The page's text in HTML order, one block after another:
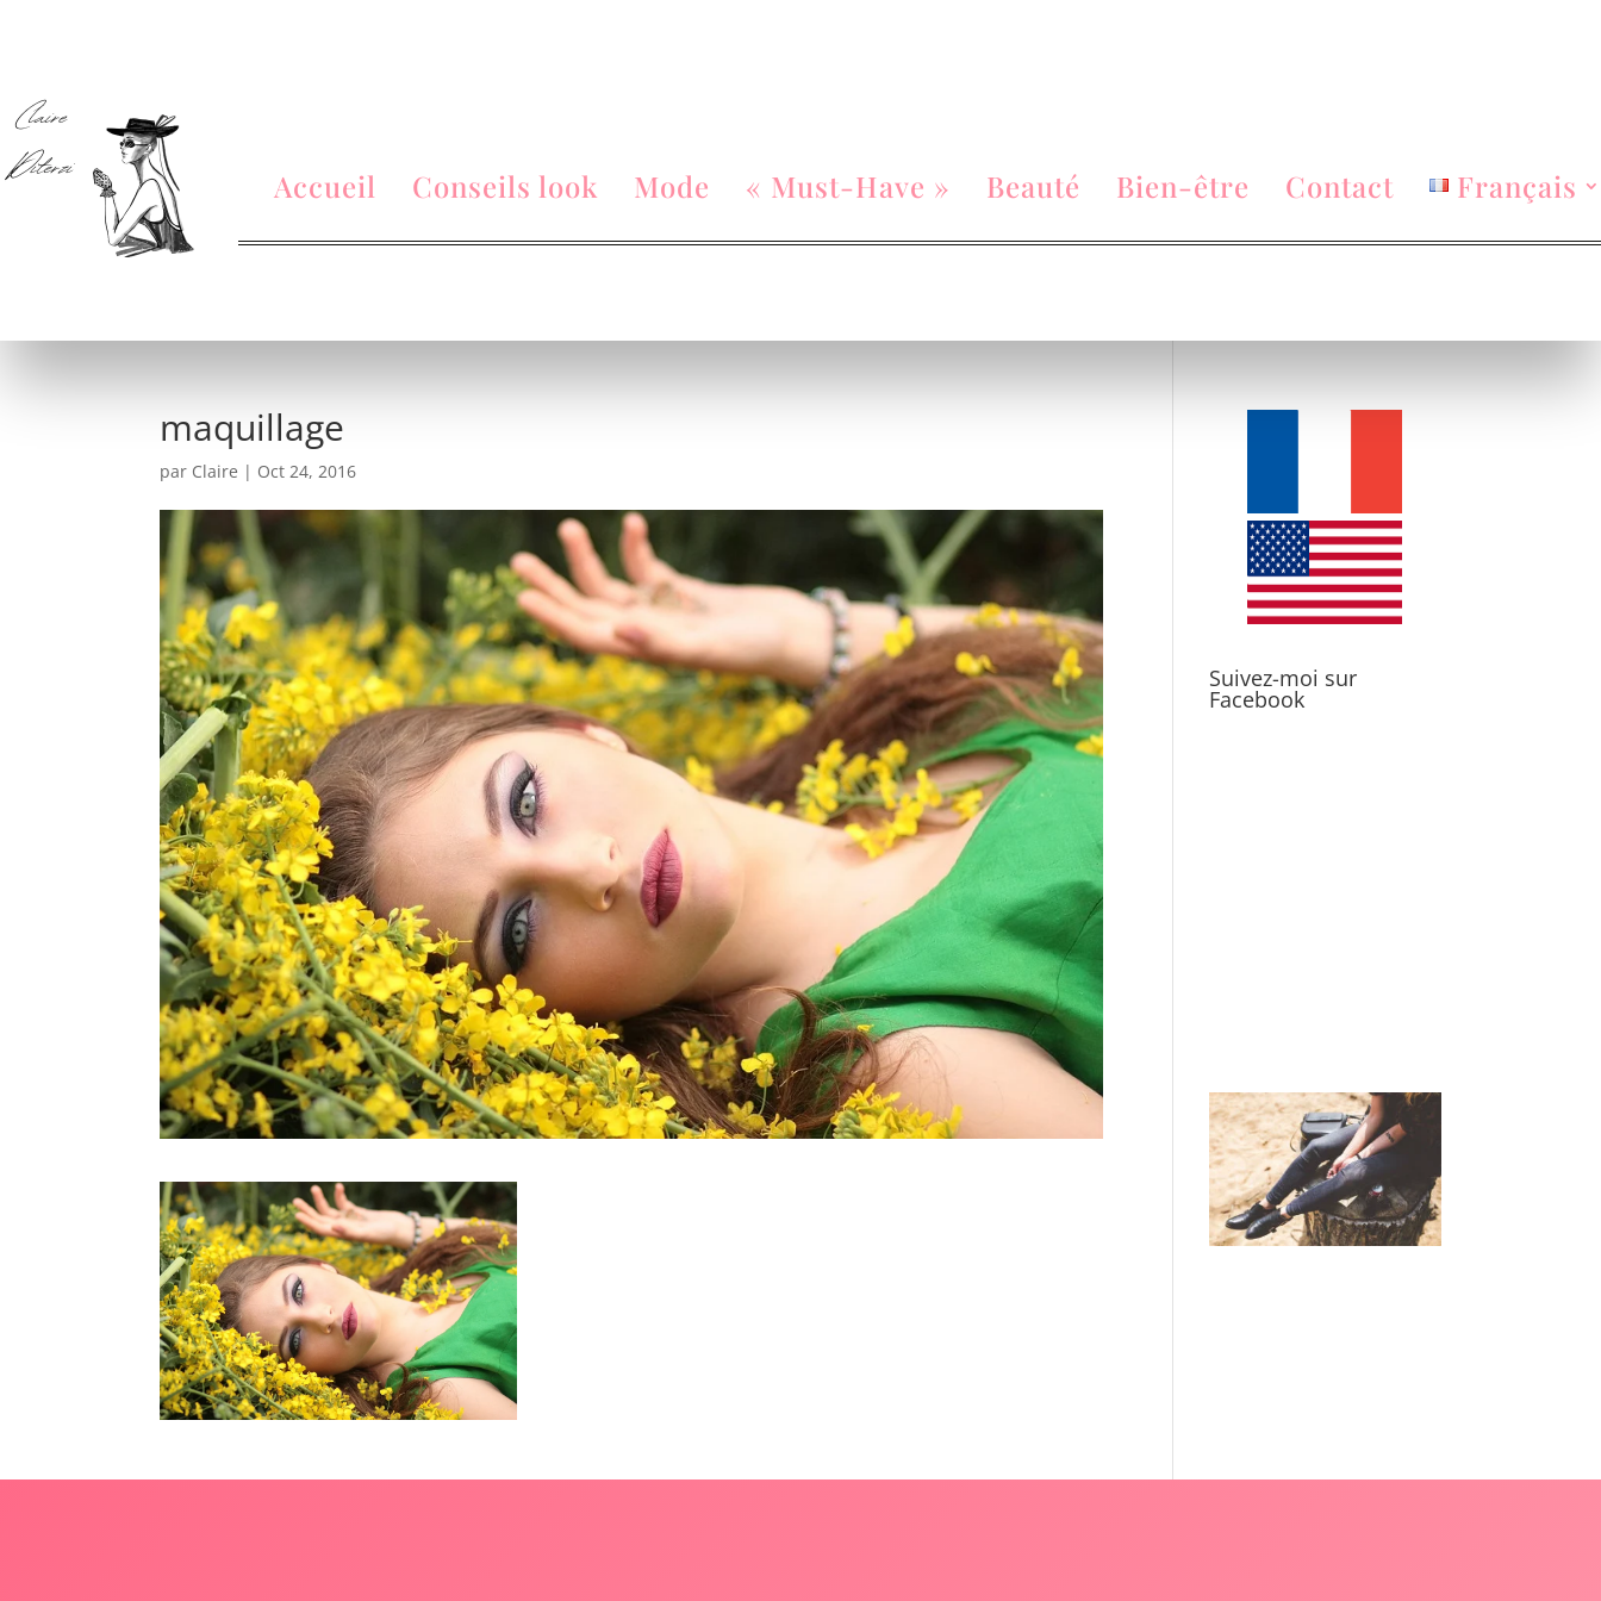
Accueil Conseils look Mode « Must-Have » Beauté Bien-être Contact Français
maquillage
par Claire | Oct 24, 2016
Suivez-moi sur
Facebook